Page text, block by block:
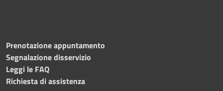
Prenotazione appuntamento
Segnalazione disservizio
Leggi le FAQ
Richiesta di assistenza